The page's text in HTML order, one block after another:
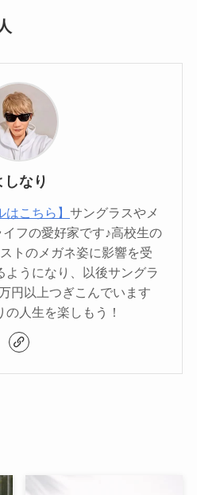
しなり
はこちら】 サングラスやメ
フの愛好家です♪高校生の
トのメガネ姿に影響を受
ようになり、以後サングラ
円以上つぎこんでいます
の人生を楽しもう！